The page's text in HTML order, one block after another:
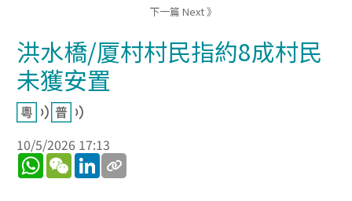
下一篇 Next 》
洪水橋/厦村村民指約8成村民
未獲安置
10/5/2026 17:13
WhatsApp
WeChatLinkedIn